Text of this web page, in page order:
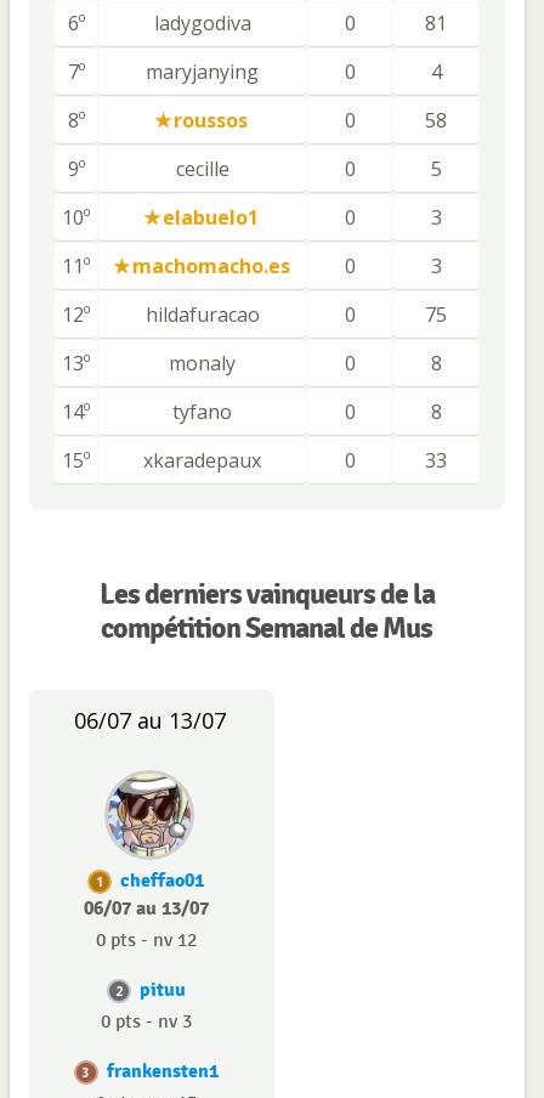
6º
ladygodiva 0
81
7º
maryjanying 0
4
8º
roussos 0
58
9º
cecille 0
5
10º
elabuelo1 0
3
11º
machomacho.es 0
3
12º
hildafuracao 0
75
13º
monaly 0
8
14º
tyfano 0
8
15º
xkaradepaux 0 33
Les derniers vainqueurs de la
compétition Semanal de Mus
06/07 au 13/07
1
cheffao01
06/07 au 13/07
0 pts - nv 12
2 pituu
0 pts - nv 3
3 frankensten1